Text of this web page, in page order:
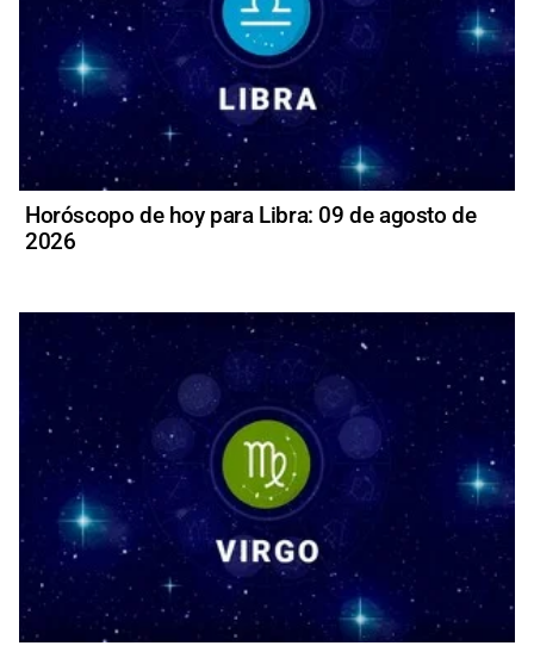
Horóscopo de hoy para Libra: 09 de agosto de
2026